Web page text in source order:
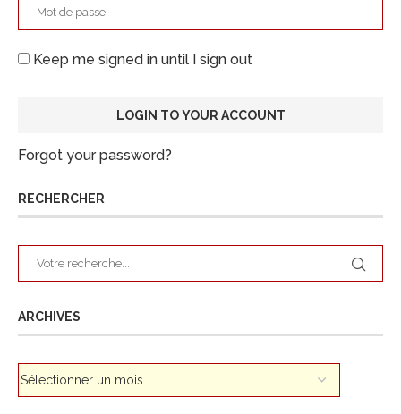
Keep me signed in until I sign out
Forgot your password?
RECHERCHER
ARCHIVES